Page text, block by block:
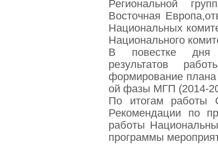
Региональной
Восточная
Национальных
Национального
В повестке дня
результатов
формирование
ой фазы МГП (2014-
По итогам работы
Рекомендации по
работы
программы